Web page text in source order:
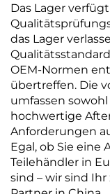
Das Lager
das Lager
OEM-Normen
übertreffen. Die
umfassen
hochwertige
Anforderungen
Egal, ob Sie eine
Teilehändler in
sind – wir sind